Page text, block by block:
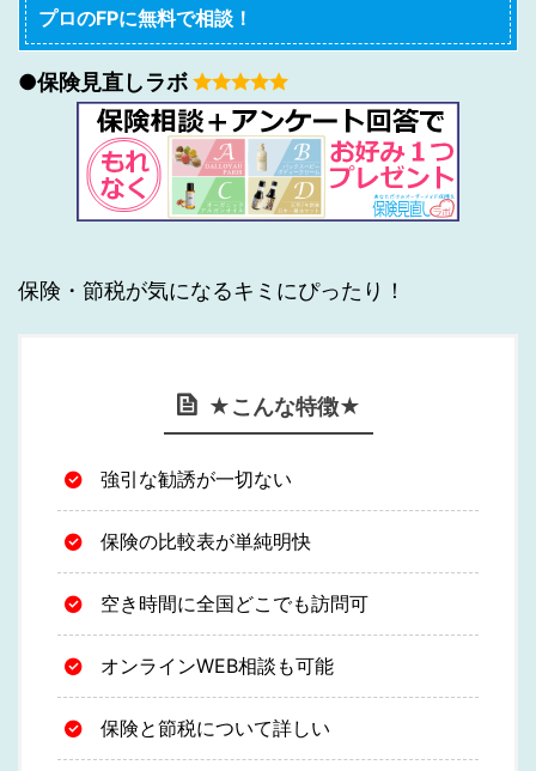
プロのFPに無料で相談！
●保険見直しラボ
保険・節税が気になるキミにぴったり！
★こんな特徴★
強引な勧誘が一切ない
保険の比較表が単純明快
空き時間に全国どこでも訪問可
オンラインWEB相談も可能
保険と節税について詳しい